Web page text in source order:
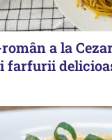
a la
farfurii